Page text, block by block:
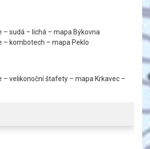
– sudá – lichá – mapa Býkovna
– kombotech – mapa Peklo
– velikonoční štafety – mapa Krkavec –